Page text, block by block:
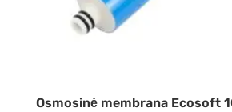
Osmosinė membrana Ecosoft